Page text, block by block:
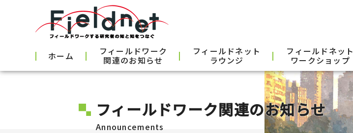
ホーム フィールドワーク
関連のお知らせ
フィールドネット
ラウンジ
フィールドネット
ワークショップ
フィールドワーク関連のお知らせ
Announcements